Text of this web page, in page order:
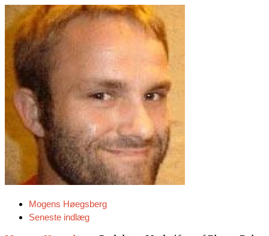
Mogens Høegsberg
Seneste indlæg